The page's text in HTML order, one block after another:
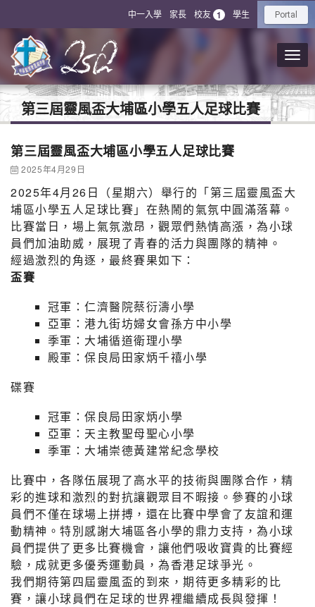
中一入學 家長 校友 1 學生 Portal
第三屆靈風盃大埔區小學五人足球比賽
第三屆靈風盃大埔區小學五人足球比賽
2025年4月29日
2025年4月26日（星期六）舉行的「第三屆靈風盃大
埔區小學五人足球比賽」在熱鬧的氣氛中圓滿落幕。
比賽當日，場上氣氛激昂，觀眾們熱情高漲，為小球
員們加油助威，展現了青春的活力與團隊的精神。
經過激烈的角逐，最終賽果如下：
盃賽
冠軍：仁濟醫院蔡衍濤小學
亞軍：港九街坊婦女會孫方中小學
季軍：大埔循道衛理小學
殿軍：保良局田家炳千禧小學
碟賽
冠軍：保良局田家炳小學
亞軍：天主教聖母聖心小學
季軍：大埔崇德黃建常紀念學校
比賽中，各隊伍展現了高水平的技術與團隊合作，精
彩的進球和激烈的對抗讓觀眾目不暇接。參賽的小球
員們不僅在球場上拼搏，還在比賽中學會了友誼和運
動精神。特別感謝大埔區各小學的鼎力支持，為小球
員們提供了更多比賽機會，讓他們吸收寶貴的比賽經
驗，成就更多優秀運動員，為香港足球爭光。
我們期待第四屆靈風盃的到來，期待更多精彩的比
賽，讓小球員們在足球的世界裡繼續成長與發揮！